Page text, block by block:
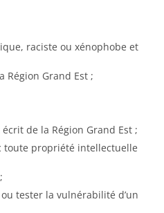
raciste ou xénophobe et
Grand Est ;
de la Région Grand Est ;
toute propriété intellectuelle
tester la vulnérabilité d’un